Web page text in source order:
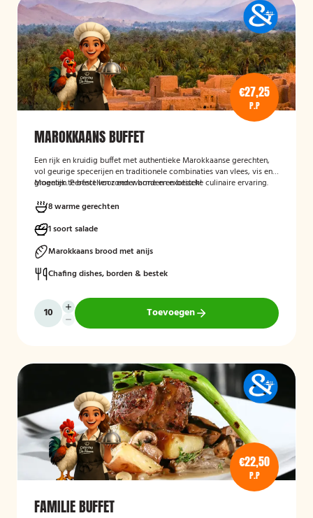
€27,25
P.P
MAROKKAANS BUFFET
Een rijk en kruidig buffet met authentieke Marokkaanse gerechten,
vol geurige specerijen en traditionele combinaties van vlees, vis en
groenten. Perfect voor een warme en exotische culinaire ervaring.
Mogelijk te bestellen zonder borden en bestek!
8 warme gerechten
1 soort salade
Marokkaans brood met anijs
Chafing dishes, borden & bestek
Toevoegen
€22,50
P.P
FAMILIE BUFFET